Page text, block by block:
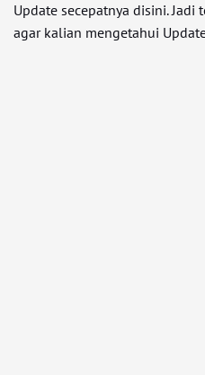
Update secepatnya disini.
agar kalian mengetahui